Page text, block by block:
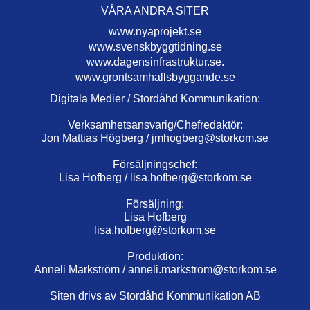
VÅRA ANDRA SITER
www.nyaprojekt.se
www.svenskbyggtidning.se
www.dagensinfrastruktur.se.
www.grontsamhallsbyggande.se
Digitala Medier / Stordåhd Kommunikation:
Verksamhetsansvarig/Chefredaktör:
Jon Mattias Högberg / jmhogberg@storkom.se
Försäljningschef:
Lisa Hofberg / lisa.hofberg@storkom.se
Försäljning:
Lisa Hofberg
lisa.hofberg@storkom.se
Produktion:
Anneli Markström /anneli.markstrom@storkom.se
Siten drivs av Stordåhd Kommunikation AB